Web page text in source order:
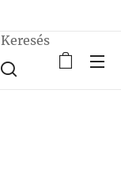
Keresés